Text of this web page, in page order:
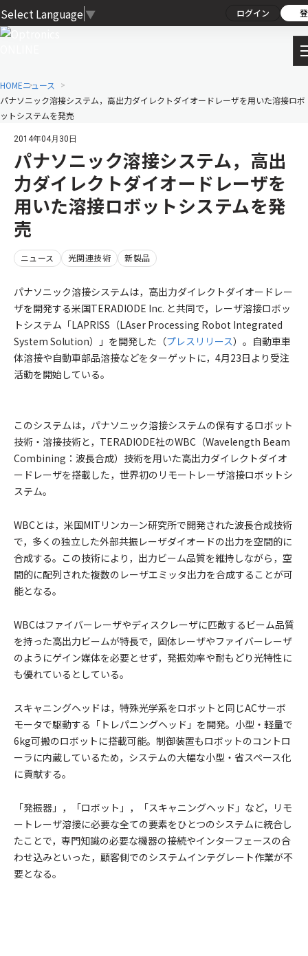
Select Language ▼ ログイン
HOMEニュース
パナソニック溶接システム，高出力ダイレクトダイオードレーザを用いた溶接ロボ
ットシステムを発売
2014年04月30日
パナソニック溶接システム，高出
力ダイレクトダイオードレーザを
用いた溶接ロボットシステムを発
売
ニュース 光関連技術 新製品
パナソニック溶接システムは，高出力ダイレクトダイオードレー
ザを開発する米国TERADIODE Inc. と共同で，レーザ溶接ロボッ
トシステム「LAPRISS（LAser Processing Robot Integrated
System Solution）」を開発した（プレスリリース）。自動車車
体溶接や自動車部品溶接などをターゲットに，4月23日より受注
活動を開始している。
このシステムは，パナソニック溶接システムの保有するロボット
技術・溶接技術と，TERADIODE社のWBC（Wavelength Beam
Combining：波長合成）技術を用いた高出力ダイレクトダイオ
ードレーザを搭載した，世界初のリモートレーザ溶接ロボットシ
ステム。
WBCとは，米国MITリンカーン研究所で開発された波長合成技術
で，多くの独立した外部共振レーザダイオードの出力を空間的に
合成する。この技術により，出力ビーム品質を維持しながら，空
間的に配列された複数のレーザエミッタ出力を合成することが可
能となる。
WBCはファイバーレーザやディスクレーザに匹敵するビーム品質
を持った高出力ビームが特長で，固体レーザやファイバーレーザ
のようにゲイン媒体を必要とせず，発振効率や耐もどり光特性に
も優れているとしている。
スキャニングヘッドは，特殊光学系をロボットと同じACサーボ
モータで駆動する「トレパニングヘッド」を開発。小型・軽量で
6kg可搬のロボットに搭載可能。制御装置もロボットのコントロ
ーラに内蔵しているため，システムの大幅な小型・省スペース化
に貢献する。
「発振器」，「ロボット」，「スキャニングヘッド」など，リモ
ートレーザ溶接に必要な全ての要素をひとつのシステムに統合し
たことで，専門知識の必要な機器の接続やインターフェースの合
わせ込みといった，顧客側でのシステムインテグレート作業が不
要となる。